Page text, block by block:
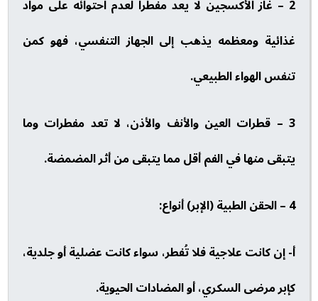
2 – غاز الأكسجين لا يعد مفطرا لعدم احتوائه على مواد
غذائية ومعظمه يذهب إلى الجهاز التنفسي، فهو كمن
تنفس الهواء الطبيعي.
3 – قطرات العين والأنف والأذن، لا تعد مفطرات وما
يتبقى منها في الفم أقل مما يتبقى من أثر المضمضة.
4 – الحقن الطبية (الإبر) أنواع:
أ- إن كانت علاجية فلا تُفطر، سواء كانت عضلية أو جلدية،
كإبر مرضى السكري، أو المضادات الحيوية.